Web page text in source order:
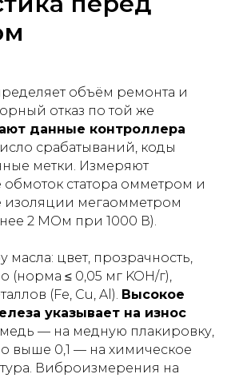
объём ремонта и
отказ по той же
данные контроллера
срабатываний, коды
метки. Измеряют
статора омметром и
изоляции мегаомметром
2 МОм при 1000 В).
масла: цвет, прозрачность,
(норма ≤ 0,05 мг KOH/г),
(Fe, Cu, Al). Высокое
указывает на износ
медь — на медную плакировку,
выше 0,1 — на химическое
Виброизмерения на